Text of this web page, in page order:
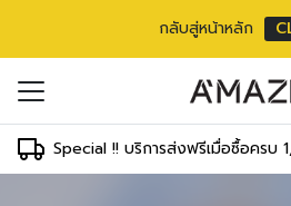
กลับสู่หน้าหลัก
Special !! บริการส่งฟรีเมื่อซื้อครบ
in the cart.
address*